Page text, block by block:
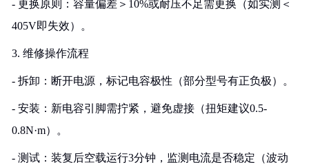
- 更换原则：容量偏差＞10%或耐压不足需更换（如实测＜
405V即失效）。
3. 维修操作流程
- 拆卸：断开电源，标记电容极性（部分型号有正负极）。
- 安装：新电容引脚需拧紧，避免虚接（扭矩建议0.5-
0.8N·m）。
- 测试：装复后空载运行3分钟，监测电流是否稳定（波动